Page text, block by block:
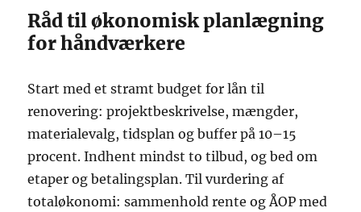
Råd til økonomisk planlægning
for håndværkere
Start med et stramt budget for lån til
renovering: projektbeskrivelse, mængder,
materialevalg, tidsplan og buffer på 10–15
procent. Indhent mindst to tilbud, og bed om
etaper og betalingsplan. Til vurdering af
totaløkonomi: sammenhold rente og ÅOP med